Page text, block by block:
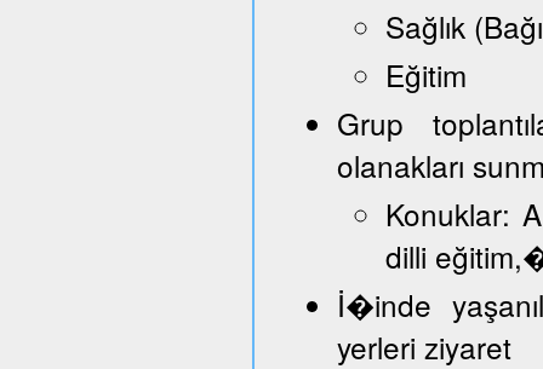
Sağlık
Eğitim
Grup
olanakları
Konuklar:
dilli
İ�inde
yerleri ziyaret